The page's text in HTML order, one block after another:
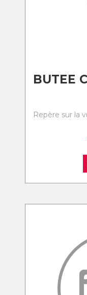
BUTEE
Repère sur la